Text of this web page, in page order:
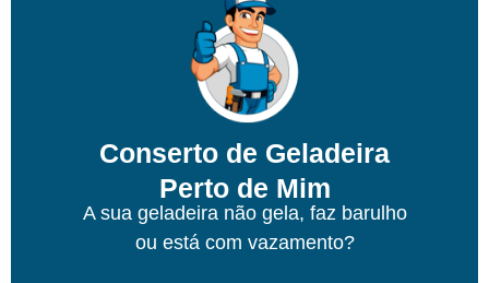
Conserto de Geladeira
Perto de Mim
A sua geladeira não gela, faz barulho
ou está com vazamento?